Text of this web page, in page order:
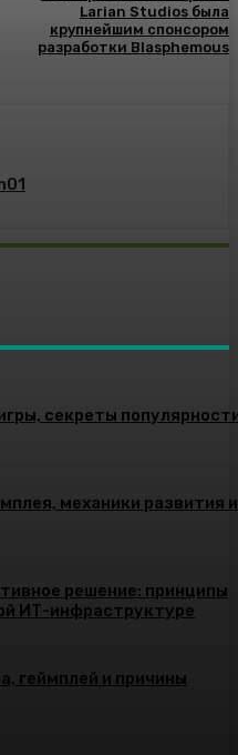
Larian Studios была
крупнейшим спонсором
разработки Blasphemous
секреты
механики развития и
решение: принципы
ИТ-инфраструктуре
геймплей и причины